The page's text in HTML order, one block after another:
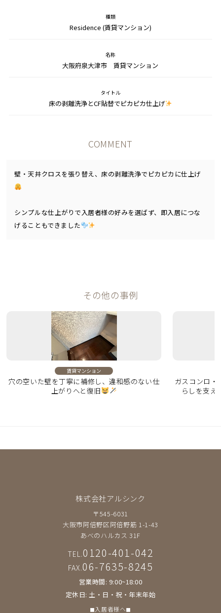
種類
Residence (賃貸マンション)
名称
大阪府泉大津市 賃貸マンション
タイトル
床の剥離洗浄とCF貼替でピカピカ仕上げ
COMMENT
壁・天井クロスを張り替え、床の剥離洗浄でピカピカに仕上げ
シンプルな仕上がりで入居者様の好みを選ばず、即入居につな
げることもできました
その他の事例
賃貸マンション
穴の空いた壁を丁寧に補修し、違和感のない仕
上がりへと復旧
ガスコンロ・
らしを支え
株式会社アルシンク
〒545-6031
大阪市阿倍野区阿倍野筋 1-1-43
あべのハルカス 31F
TEL.0120-401-042
FAX.06-7635-8245
営業時間: 9:00~18:00
定休日: 土・日・祝・年末年始
◼︎入居者様へ◼︎